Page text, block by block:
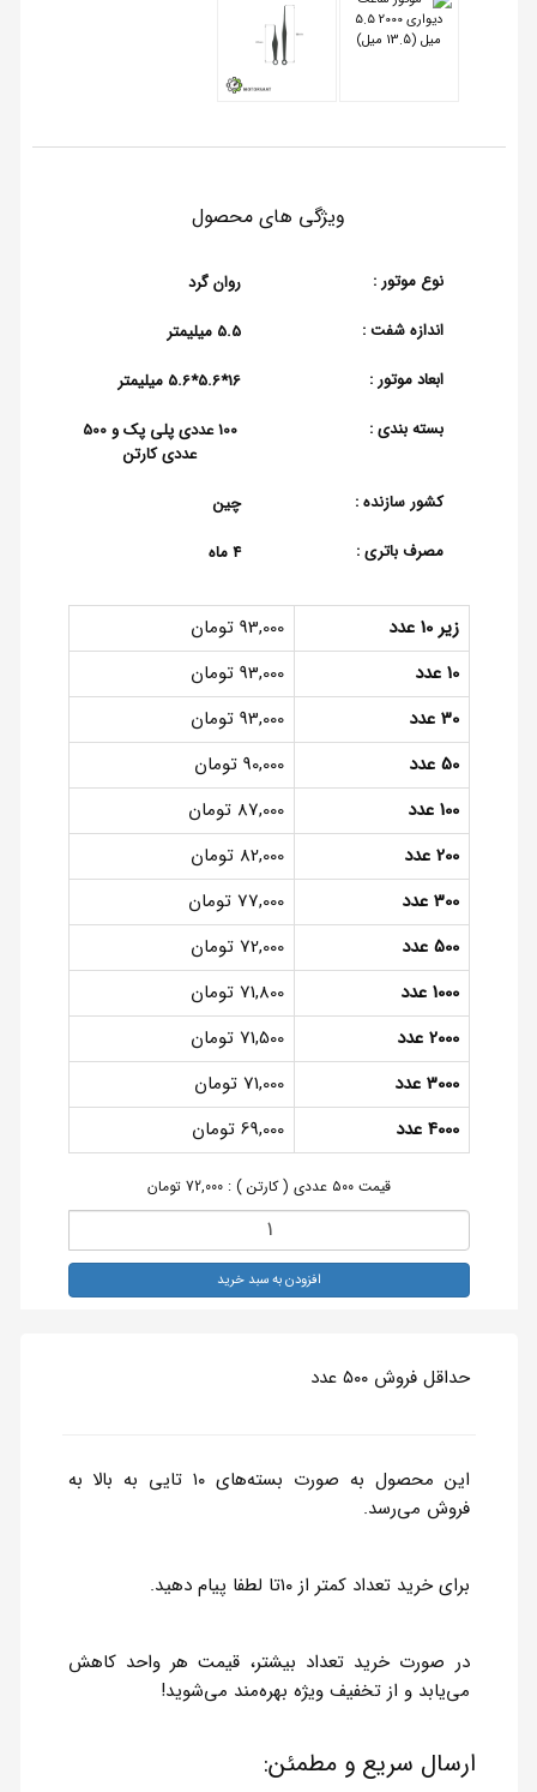
ویژگی های محصول
نوع موتور :
روان گرد
اندازه شفت :
5.5 میلیمتر
ابعاد موتور :
16*5.6*5.6 میلیمتر
بسته بندی :
100 عددی پلی پک و 500
عددی کارتن
کشور سازنده :
چین
مصرف باتری :
4 ماه
زیر 10 عدد
93,000 تومان
10 عدد
93,000 تومان
30 عدد
93,000 تومان
50 عدد
90,000 تومان
100 عدد
87,000 تومان
200 عدد
82,000 تومان
300 عدد
77,000 تومان
500 عدد
72,000 تومان
1000 عدد
71,800 تومان
2000 عدد
71,500 تومان
3000 عدد
71,000 تومان
4000 عدد
69,000 تومان
قیمت ۵۰۰ عددی ( کارتن ) : 72,000 تومان
افزودن به سبد خرید
حداقل فروش ۵۰۰ عدد
این محصول به صورت بسته‌های ۱۰ تایی به بالا به
فروش می‌رسد.
برای خرید تعداد کمتر از ۱۰تا لطفا پیام دهید.
در صورت خرید تعداد بیشتر، قیمت هر واحد کاهش
می‌یابد و از تخفیف ویژه بهره‌مند می‌شوید!
ارسال سریع و مطمئن: